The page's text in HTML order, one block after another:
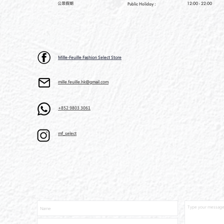
公眾假期 Public Holiday : 12:00 - 22:00
Mille-Feuille Fashion Select Store
mille.feuille.hk@gmail.com
+852 9803 3061
mf_select